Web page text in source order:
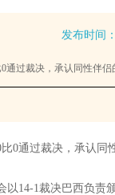
发布时间
通过裁决，承认同性伴
比0通过裁决，承认
以14-1裁决巴西负